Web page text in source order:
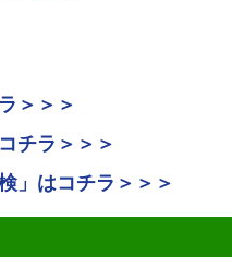
＞＞＞
チラ＞＞＞
」はコチラ＞＞＞